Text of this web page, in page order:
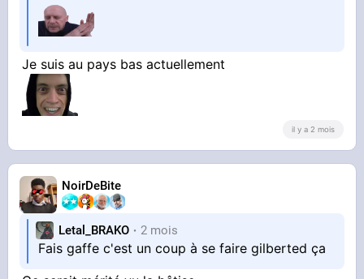
Je suis au pays bas actuellement
il y a 2 mois
NoirDeBite
Letal_BRAKO 2 mois
Fais gaffe c'est un coup à se faire gilberted ça